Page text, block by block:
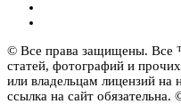
© Все права защищены. Все
статей, фотографий и
или владельцам лицензий на
ссылка на сайт